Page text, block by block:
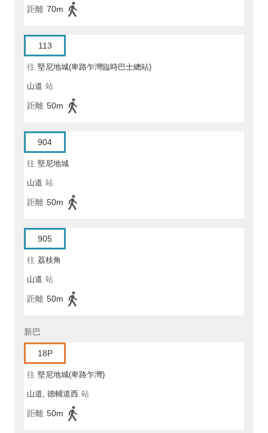
距離 70m
113
往 堅尼地城(卑路乍灣臨時巴士總站)
山道 站
距離 50m
904
往 堅尼地城
山道 站
距離 50m
905
往 荔枝角
山道 站
距離 50m
新巴
18P
往 堅尼地城(卑路乍灣)
山道, 德輔道西 站
距離 50m